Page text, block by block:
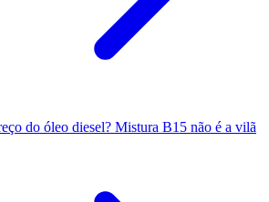
do óleo diesel? Mistura B15 não é a vilã